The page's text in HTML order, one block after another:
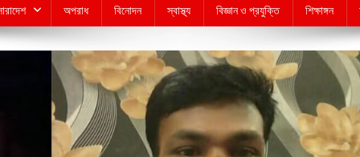
অপরাধ বিনোদন স্বাস্থ্য বিজ্ঞান ও প্রযুক্তি শিক্ষাঙ্গন